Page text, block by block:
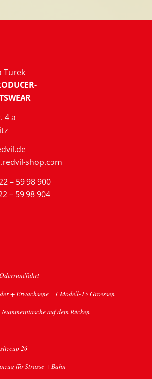
Turek
4 a
shop.com
– 59 98 900
– 59 98 904
+ Erwachsene – 1 Modell-15 Groessen
auf dem Rücken
26
für Strasse + Bahn